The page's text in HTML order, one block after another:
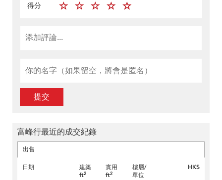
得分
提交
富峰行最近的成交紀錄
出售
日期
建築
ft2
實用
ft2
樓層/
單位
HK$